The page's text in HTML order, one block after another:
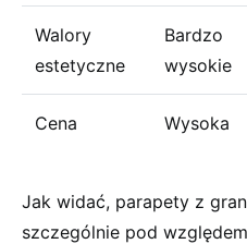
Walory
estetyczne
Bardzo
wysokie
Cena Wysoka
Jak widać, parapety z
szczególnie pod